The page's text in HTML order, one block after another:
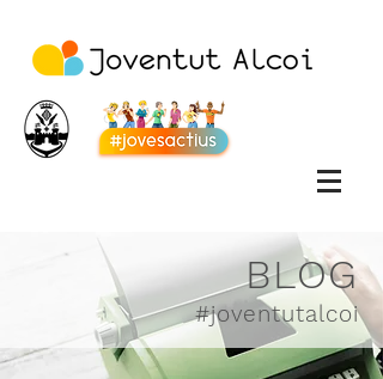
BLOG
#joventutalcoi